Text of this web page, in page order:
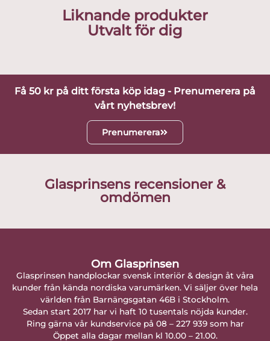
Liknande produkter
Utvalt för dig
Få 50 kr på ditt första köp idag - Prenumerera på
vårt nyhetsbrev!
Prenumerera
Glasprinsens recensioner &
omdömen
Om Glasprinsen
Glasprinsen handplockar svensk interiör & design åt våra
kunder från kända nordiska varumärken. Vi säljer över hela
världen från Barnängsgatan 46B i Stockholm.
Sedan start 2017 har vi haft 10 tusentals nöjda kunder.
Ring gärna vår kundservice på 08 – 227 939 som har
Öppet alla dagar mellan kl 10.00 – 21.00.